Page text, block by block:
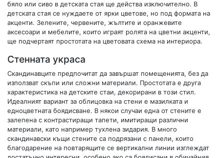
бяло или сиво в детската стая ще действа изключително. В
детската стая се нуждаете от ярки цветове, но под формата на
акценти. Зелените, червените, жълтите и оранжевите
аксесоари и мебелите, които играят ролята на цветни акценти,
ще подчертаят простотата на цветовата схема на интериора.
Стенната украса
Скандинавците предпочитат да завършат помещенията, без да
използват скъпи или сложни материали. Простотата е друга
характеристика на детските стаи, декорирани в този стил.
Идеалният вариант за облицовка на стени е мазилката и
едноцветната боядисване. В някои случаи една от стените е
залепена с контрастиращи тапети, имитиращи различни
материали, като например тухлена зидария. В много
скандинавски къщи стените са подрязани с панели, които
благодарение на повтарящите се вертикални линии изглеждат